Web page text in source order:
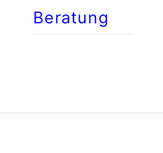
Beratung